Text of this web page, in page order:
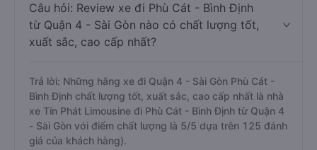
Câu hỏi: Review xe đi Phù Cát - Bình Định
từ Quận 4 - Sài Gòn nào có chất lượng tốt,
xuất sắc, cao cấp nhất?
Trả lời: Những hãng xe đi Quận 4 - Sài Gòn Phù Cát -
Bình Định chất lượng tốt, xuất sắc, cao cấp nhất là nhà
xe Tín Phát Limousine đi Phù Cát - Bình Định từ Quận 4
- Sài Gòn với điểm chất lượng là 5/5 dựa trên 125 đánh
giá của khách hàng).